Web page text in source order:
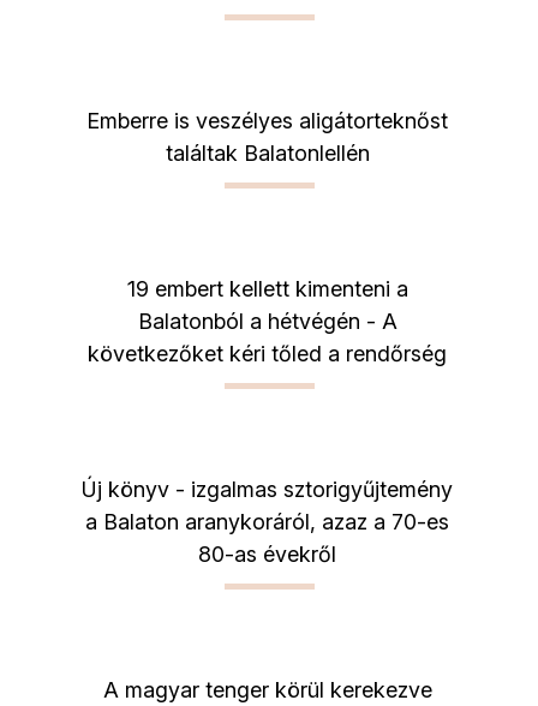
Emberre is veszélyes aligátorteknőst
találtak Balatonlellén
19 embert kellett kimenteni a
Balatonból a hétvégén - A
következőket kéri tőled a rendőrség
Új könyv - izgalmas sztorigyűjtemény
a Balaton aranykoráról, azaz a 70-es
80-as évekről
A magyar tenger körül kerekezve